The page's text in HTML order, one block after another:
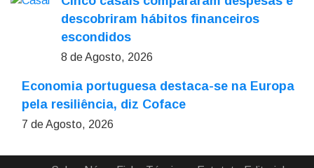
descobriram hábitos financeiros
escondidos
8 de Agosto, 2026
Economia portuguesa destaca-se na Europa
pela resiliência, diz Coface
7 de Agosto, 2026